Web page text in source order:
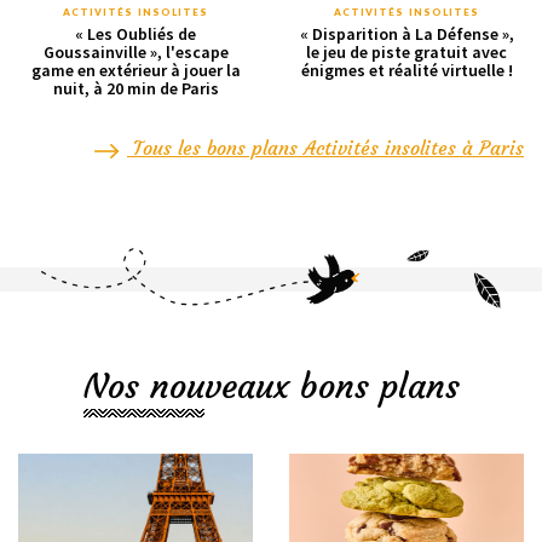
ACTIVITÉS INSOLITES
« Les Oubliés de
Goussainville », l'escape
game en extérieur à jouer la
nuit, à 20 min de Paris
ACTIVITÉS INSOLITES
« Disparition à La Défense »,
le jeu de piste gratuit avec
énigmes et réalité virtuelle !
Tous les bons plans Activités insolites à Paris
Nos nouveaux bons plans